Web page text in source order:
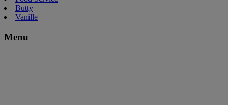
Butty
Vanille
Menu